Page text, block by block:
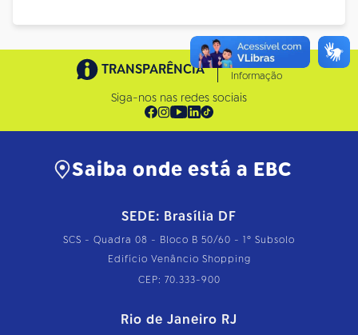
TRANSPARÊNCIA
Acesso à
Informação
Siga-nos nas redes sociais
Saiba onde está a EBC
SEDE: Brasília DF
SCS - Quadra 08 - Bloco B 50/60 - 1º Subsolo
Edifício Venâncio Shopping
CEP: 70.333-900
Rio de Janeiro RJ